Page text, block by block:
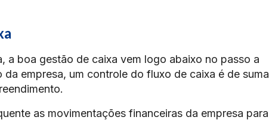
a boa gestão de caixa vem logo abaixo no passo a
empresa, um controle do fluxo de caixa é de suma
as movimentações financeiras da empresa para